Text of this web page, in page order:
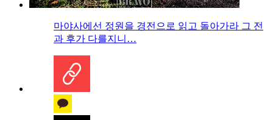
마야사에선 정원을 경전으로 읽고 돌아가라 그 전
과 후가 다를지니…